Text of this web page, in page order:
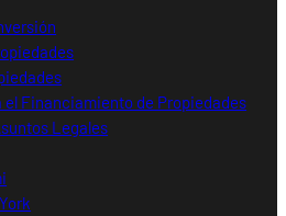
el Financiamiento de Propiedades
Legales